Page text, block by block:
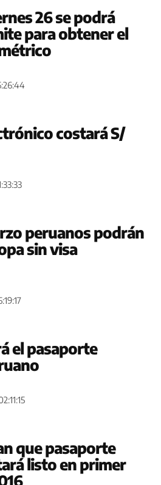
26 se podrá
para obtener el
costará S/
peruanos podrán
sin visa
el pasaporte
que pasaporte
listo en primer